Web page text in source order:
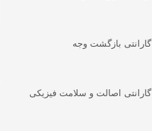
گارانتی بازگشت وجه
گارانتی اصالت و سلامت فیزیکی